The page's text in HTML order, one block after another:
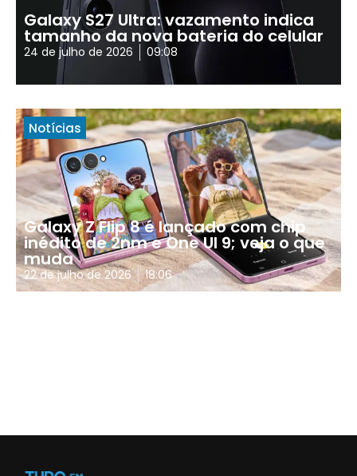
Galaxy S27 Ultra: vazamento indica
tamanho da nova bateria do celular
24 de julho de 2026 09:08
Notícias
Galaxy Z Flip 8 é lançado com chip
inédito de 2nm e One UI 9; veja o que
muda
22 de julho de 2026 18:06